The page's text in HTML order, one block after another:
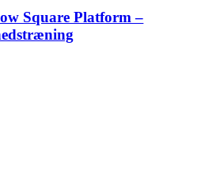
Square Platform –